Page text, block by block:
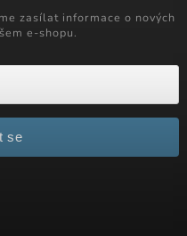
zasílat informace o nových
e-shopu.
se